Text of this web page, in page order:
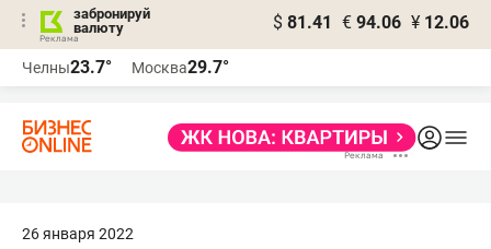
забронируй
валюту
$ 81.41 € 94.06 ¥ 12.06
Челны23.7° Москва29.7°
26 января 2022